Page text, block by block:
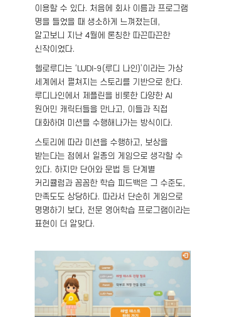
이용할 수 있다. 처음에 회사 이름과 프로그램
명을 들었을 때 생소하게 느껴졌는데,
알고보니 지난 4월에 론칭한 따끈따끈한
신작이었다.
헬로루디는 ‘LUDI-9(루디 나인)’이라는 가상
세계에서 펼쳐지는 스토리를 기반으로 한다.
루디나인에서 제플린을 비롯한 다양한 AI
원어민 캐릭터들을 만나고, 이들과 직접
대화하며 미션을 수행해나가는 방식이다.
스토리에 따라 미션을 수행하고, 보상을
받는다는 점에서 일종의 게임으로 생각할 수
있다. 하지만 단어와 문법 등 단계별
커리큘럼과 꼼꼼한 학습 피드백은 그 수준도,
만족도도 상당하다. 따라서 단순히 게임으로
명명하기 보다, 전문 영어학습 프로그램이라는
표현이 더 알맞다.